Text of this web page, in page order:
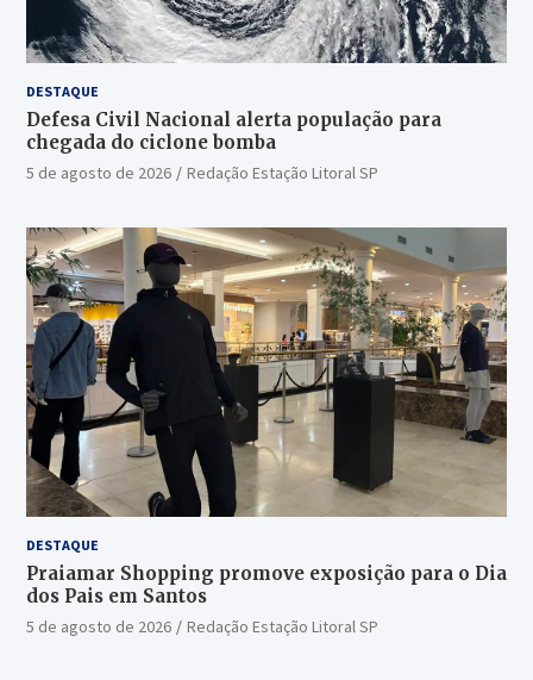
DESTAQUE
Defesa Civil Nacional alerta população para
chegada do ciclone bomba
5 de agosto de 2026 Redação Estação Litoral SP
DESTAQUE
Praiamar Shopping promove exposição para o Dia
dos Pais em Santos
5 de agosto de 2026 Redação Estação Litoral SP